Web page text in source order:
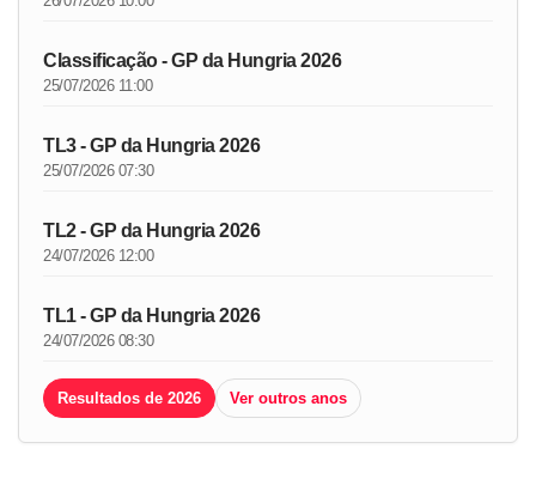
Classificação - GP da Hungria 2026
25/07/2026 11:00
TL3 - GP da Hungria 2026
25/07/2026 07:30
TL2 - GP da Hungria 2026
24/07/2026 12:00
TL1 - GP da Hungria 2026
24/07/2026 08:30
Resultados de 2026 Ver outros anos